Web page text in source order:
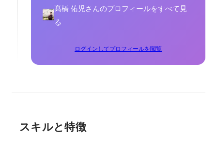
髙橋 佑児さんのプロフィールをすべて見
る
ログインしてプロフィールを閲覧
スキルと特徴